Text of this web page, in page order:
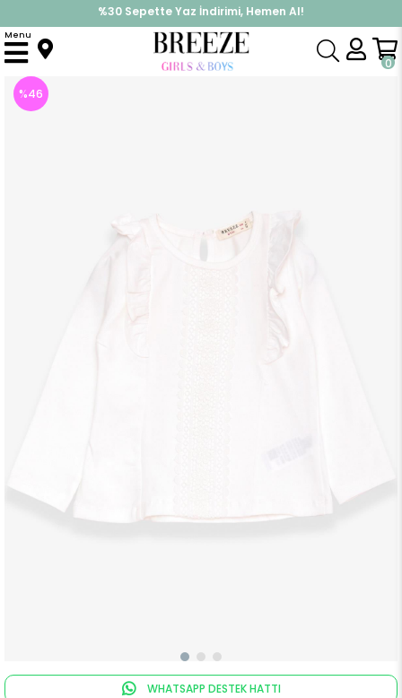
%30 Sepette Yaz İndirimi, Hemen Al!
İndirimlere ek %10 İndirimi Kap, Hemen Üye Ol!
0
Menu
Anasayfa Üst Giyim Uzun Kollu Tişört Kız Çocuk Uzun Kollu Tişört Güpürlü Fırfırlı Ekru (3 Yaş)
%46
WHATSAPP DESTEK HATTI